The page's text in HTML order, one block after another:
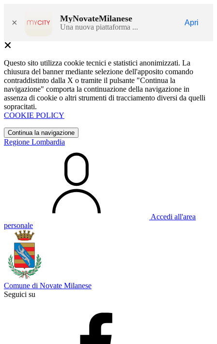
× MyNovateMilanese
Una nuova piattaforma ...
Apri
Questo sito utilizza cookie tecnici e statistici anonimizzati. La
chiusura del banner mediante selezione dell'apposito comando
contraddistinto dalla X o tramite il pulsante "Continua la
navigazione" comporta la continuazione della navigazione in
assenza di cookie o altri strumenti di tracciamento diversi da quelli
sopracitati.
COOKIE POLICY
Continua la navigazione
Regione Lombardia
Accedi all'area
personale
Comune di Novate Milanese
Seguici su